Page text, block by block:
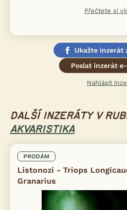
Přečtete si
Ukažte inzerát
Poslat inzerát
Nahlásit
DALŠÍ INZERÁTY V
AKVARISTIKA
PRODÁM
Listonozi - Triops
Granarius